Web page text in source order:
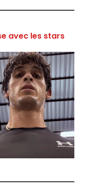
avec les stars